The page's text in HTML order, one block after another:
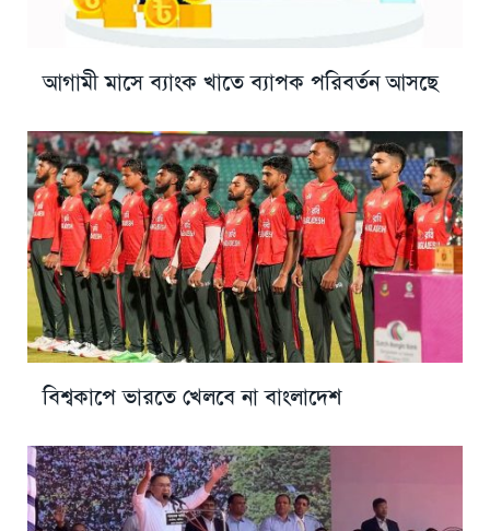
আগামী মাসে ব্যাংক খাতে ব্যাপক পরিবর্তন আসছে
বিশ্বকাপে ভারতে খেলবে না বাংলাদেশ